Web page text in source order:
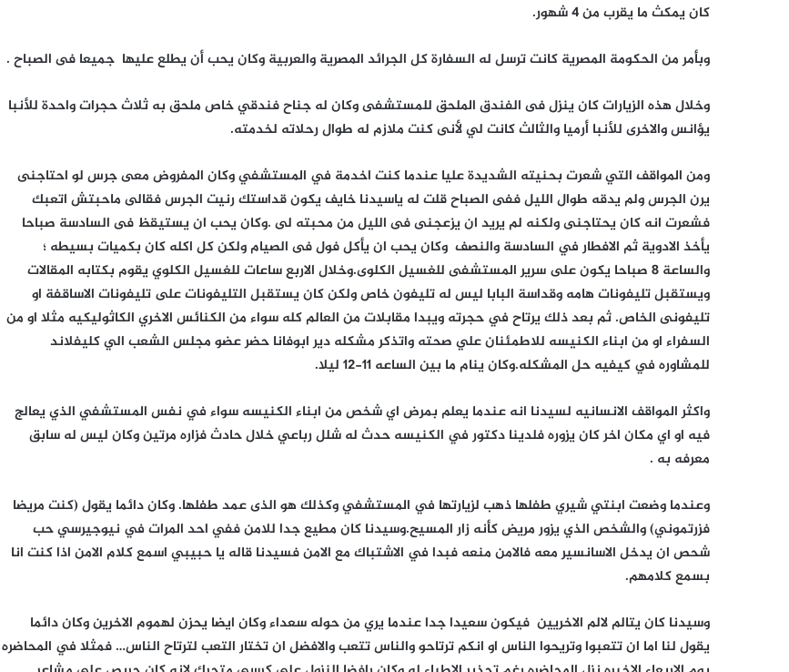
كان يمكث ما يقرب من 4 شهور.
وبأمر من الحكومة المصرية كانت ترسل له السفارة كل الجرائد المصرية والعربية وكان يحب أن يطلع عليها جميعا فى الصباح .
وخلال هذه الزيارات كان ينزل فى الفندق الملحق للمستشفى وكان له جناح فندقي خاص ملحق به ثلاث حجرات واحدة للأنبا
يؤانس والاخرى للأنبا أرميا والثالث كانت لي لأنى كنت ملازم له طوال رحلاته لخدمته.
ومن المواقف التي شعرت بحنيته الشديدة عليا عندما كنت اخدمة في المستشفي وكان المفروض معى جرس لو احتاجنى
يرن الجرس ولم يدقه طوال الليل ففى الصباح قلت له ياسيدنا خايف يكون قداستك رنيت الجرس فقالى ماحبتش اتعبك
فشعرت انه كان يحتاجنى ولكنه لم يريد ان يزعجنى فى الليل من محبته لى .وكان يحب ان يستيقظ فى السادسة صباحا
يأخذ الادوية ثم الافطار في السادسة والنصف وكان يحب ان يأكل فول فى الصيام ولكن كل اكله كان بكميات بسيطه ؛
والساعة 8 صباحا يكون على سرير المستشفى للغسيل الكلوى.وخلال الاربع ساعات للغسيل الكلوي يقوم بكتابه المقالات
ويستقبل تليفونات هامه وقداسة البابا ليس له تليفون خاص ولكن كان يستقبل التليفونات على تليفونات الاساقفة او
تليفونى الخاص. ثم بعد ذلك يرتاح في حجرته ويبدا مقابلات من العالم كله سواء من الكنائس الاخري الكاثوليكيه مثلا او من
السفراء او من ابناء الكنيسه للاطمئنان علي صحته واتذكر مشكله دير ابوفانا حضر عضو مجلس الشعب الي كليفلاند
للمشاوره في كيفيه حل المشكله.وكان ينام ما بين الساعه 11-12 ليلا.
واكثر المواقف الانسانيه لسيدنا انه عندما يعلم بمرض اي شخص من ابناء الكنيسه سواء في نفس المستشفي الذي يعالج
فيه او اي مكان اخر كان يزوره فلدينا دكتور في الكنيسه حدث له شلل رباعي خلال حادث فزاره مرتين وكان ليس له سابق
معرفه به .
وعندما وضعت ابنتي شيري طفلها ذهب لزيارتها في المستشفي وكذلك هو الذى عمد طفلها. وكان دائما يقول (كنت مريضا
فزرتموني) والشخص الذي يزور مريض كأنه زار المسيح.وسيدنا كان مطيع جدا للامن ففي احد المرات في نيوجيرسي حب
شحص ان يدخل الاسانسير معه فالامن منعه فبدا في الاشتباك مع الامن فسيدنا قاله يا حبيبي اسمع كلام الامن اذا كنت انا
بسمع كلامهم.
وسيدنا كان يتالم لالم الاخريين فيكون سعيدا جدا عندما يري من حوله سعداء وكان ايضا يحزن لهموم الاخرين وكان دائما
يقول لنا اما ان تتعبوا وتريحوا الناس او انكم ترتاحو والناس تتعب والافضل ان تختار التعب لترتاح الناس… فمثلا في المحاضره